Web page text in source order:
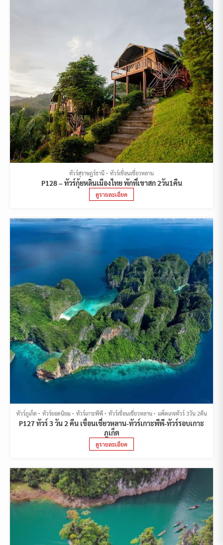
ทัวร์สุราษฎร์ธานี ทัวร์เขื่อนเชี่ยวหลาน
P128 – ทัวร์กุ้ยหลินเมืองไทย พักที่เขาสก 2วัน1คืน
ดูรายละเอียด
ทัวร์ภูเก็ต ทัวร์ยอดนิยม ทัวร์เกาะพีพี ทัวร์เขื่อนเชี่ยวหลาน แพ็คเกจทัวร์ 3วัน 2คืน
P127 ทัวร์ 3 วัน 2 คืน เขื่อนเชี่ยวหลาน-ทัวร์เกาะพีพี-ทัวร์รอบเกาะ
ภูเก็ต
ดูรายละเอียด